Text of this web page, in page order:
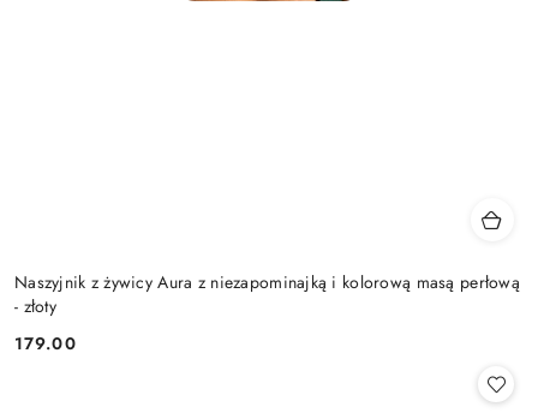
Naszyjnik z żywicy Aura z niezapominajką i kolorową masą perłową
- złoty
Cena:
179.00